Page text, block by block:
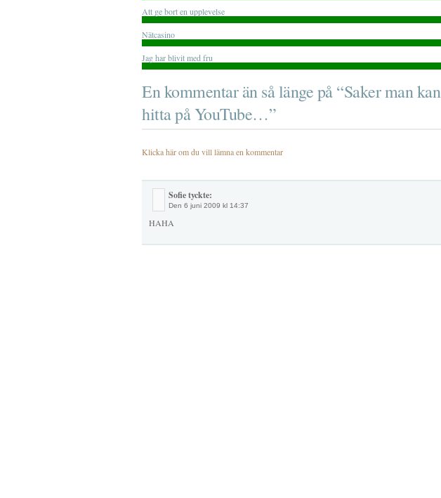
Att ge bort en upplevelse
Nätcasino
Jag har blivit med fru
En kommentar än så länge på “Saker man kan
hitta på YouTube…”
Klicka här om du vill lämna en kommentar
Sofie tyckte:
Den 6 juni 2009 kl 14:37
HAHA